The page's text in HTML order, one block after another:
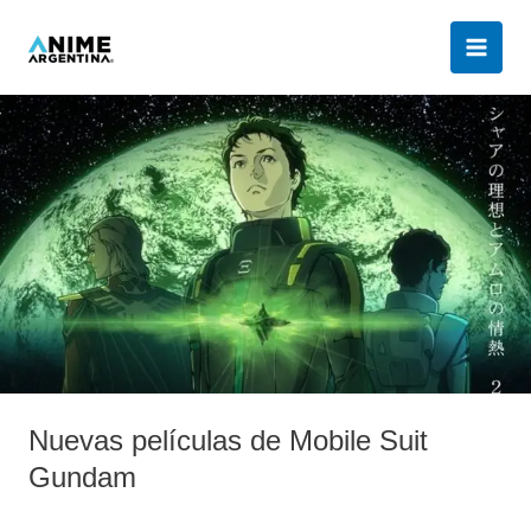
Nuevas películas de Mobile Suit
Gundam
Nuevas
películas
de
Mobile
Suit
Gundam